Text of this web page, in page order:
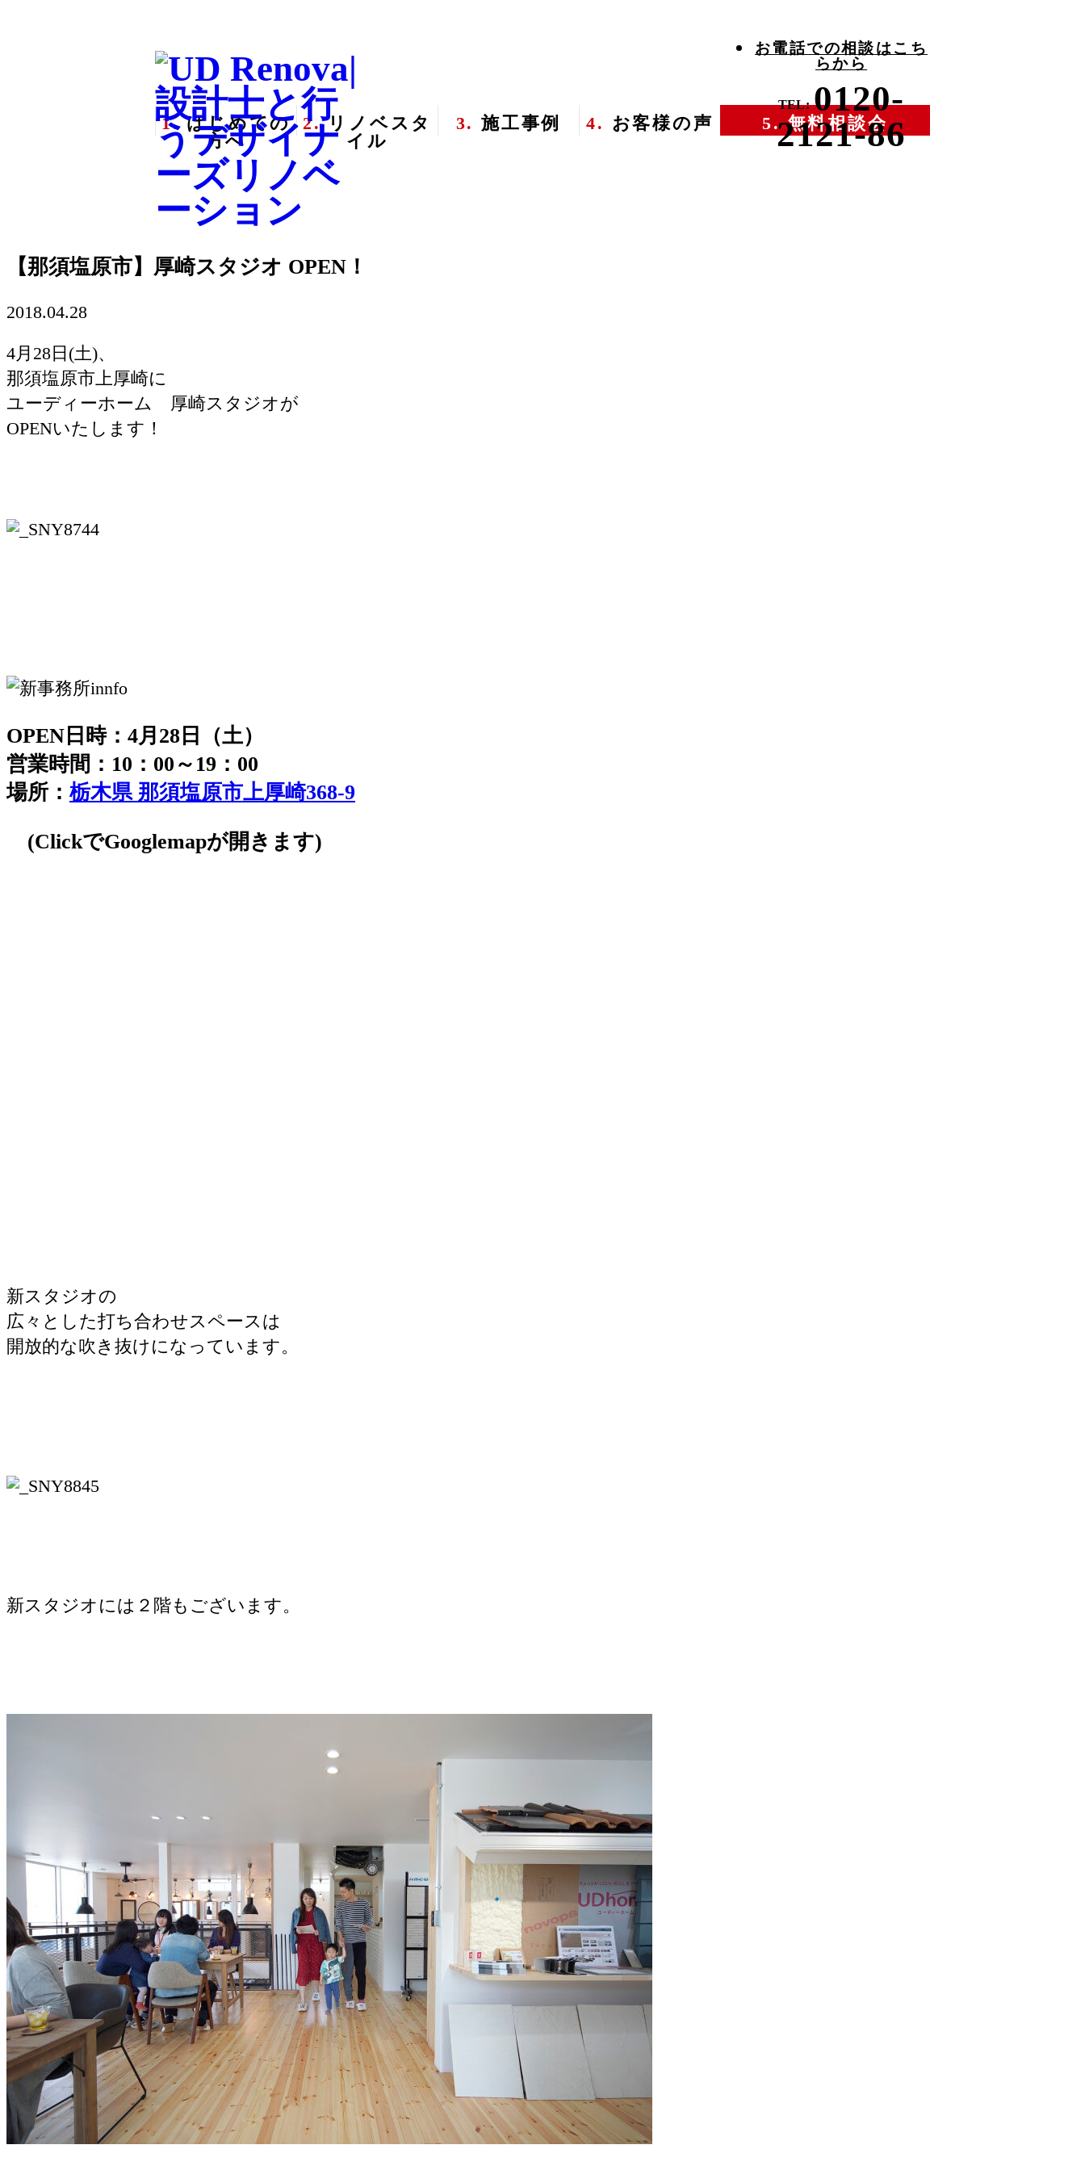
1.はじめての
方へ
2.リノベスタ
イル
3. 施工事例 4. お客様の声 5. 無料相談会
お電話での相談はこち
らから
TEL: 0120-
2121-86
【那須塩原市】厚崎スタジオ OPEN！
2018.04.28
4月28日(土)、
那須塩原市上厚崎に
ユーディーホーム 厚崎スタジオが
OPENいたします！
OPEN日時：4月28日（土）
営業時間：10：00～19：00
場所： 栃木県 那須塩原市上厚崎368-9
(ClickでGooglemapが開きます)
新スタジオの
広々とした打ち合わせスペースは
開放的な吹き抜けになっています。
新スタジオには２階もございます。